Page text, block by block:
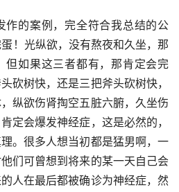
作的案例，完全符合我总结的公
！光纵欲，没有熬夜和久坐，那
但如果这三者都有，那肯定会完
砍树快，还是三把斧头砍树快，
纵欲伤肾掏空五脏六腑，久坐伤
定会爆发神经症，这是必然的，
。很多人想当初都是猛男啊，一
们可曾想到将来的某一天自己会
人在最后都被确诊为神经症，然